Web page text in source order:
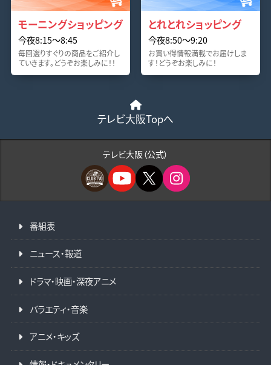
モーニングショッピング
今夜8:15〜8:45
毎回選りすぐりの商品をご紹介し
ていきます。どうぞお楽しみに！！
とれとれショッピング
今夜8:50〜9:20
お買い得情報満載でお届けしま
す！どうぞお楽しみに！
テレビ大阪Topへ
テレビ大阪（公式）
番組表
ニュース・報道
ドラマ・映画・深夜アニメ
バラエティ・音楽
アニメ・キッズ